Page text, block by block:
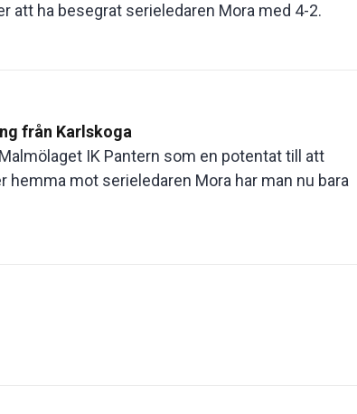
att ha besegrat serieledaren Mora med 4-2.
från Karlskoga
IK Pantern som en potentat till att
mot serieledaren Mora har man nu bara